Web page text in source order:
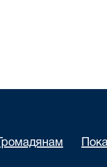
Громадянам